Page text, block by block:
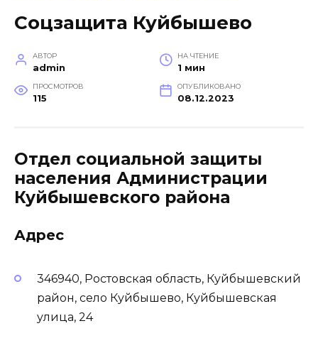
Соцзащита Куйбышево
АВТОР
admin
НА ЧТЕНИЕ
1 мин
ПРОСМОТРОВ
115
ОПУБЛИКОВАНО
08.12.2023
Отдел социальной защиты
населения Администрации
Куйбышевского района
Адрес
346940, Ростовская область, Куйбышевский
район, село Куйбышево, Куйбышевская
улица, 24